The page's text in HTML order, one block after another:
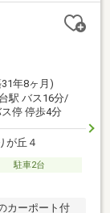
学校スクール
年8ヶ月)
駅 バス16分/
停 停歩4分
が丘４
駐車2台
カーポート付